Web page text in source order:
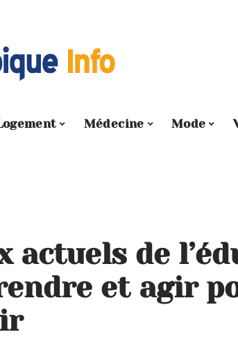
Médecine Mode
actuels de
et agir